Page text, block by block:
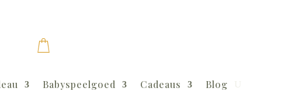
Babyspeelgoed Cadeaus Blog